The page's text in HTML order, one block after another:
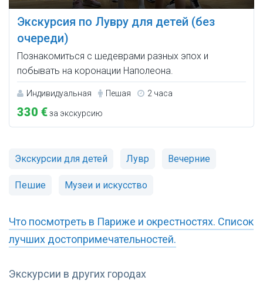
Экскурсии в других городах
Экскурсия по Лувру для детей (без
очереди)
Познакомиться с шедеврами разных эпох и
побывать на коронации Наполеона.
Индивидуальная Пешая 2 часа
330 €за экскурсию
Экскурсии для детей Лувр Вечерние
Пешие Музеи и искусство
Что посмотреть в Париже и окрестностях. Список
лучших достопримечательностей.